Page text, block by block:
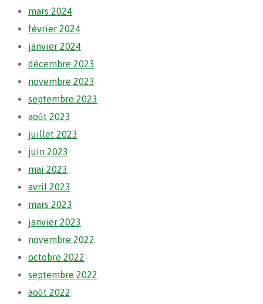
mars 2024
février 2024
janvier 2024
décembre 2023
novembre 2023
septembre 2023
août 2023
juillet 2023
juin 2023
mai 2023
avril 2023
mars 2023
janvier 2023
novembre 2022
octobre 2022
septembre 2022
août 2022